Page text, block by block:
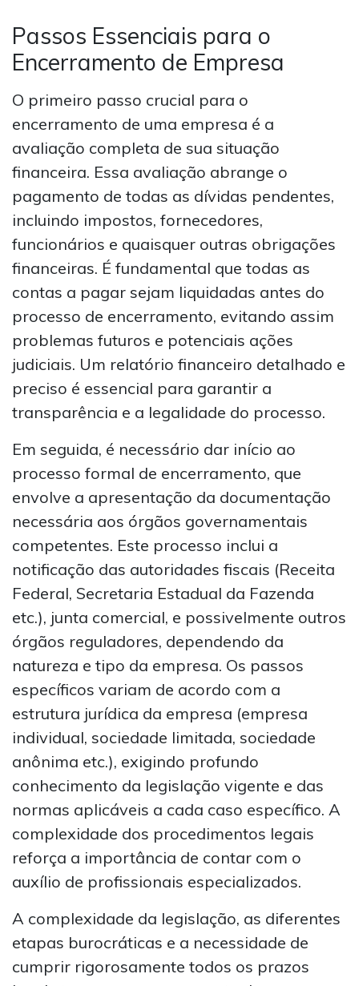
Passos Essenciais para o
Encerramento de Empresa
O primeiro passo crucial para o
encerramento de uma empresa é a
avaliação completa de sua situação
financeira. Essa avaliação abrange o
pagamento de todas as dívidas pendentes,
incluindo impostos, fornecedores,
funcionários e quaisquer outras obrigações
financeiras. É fundamental que todas as
contas a pagar sejam liquidadas antes do
processo de encerramento, evitando assim
problemas futuros e potenciais ações
judiciais. Um relatório financeiro detalhado e
preciso é essencial para garantir a
transparência e a legalidade do processo.
Em seguida, é necessário dar início ao
processo formal de encerramento, que
envolve a apresentação da documentação
necessária aos órgãos governamentais
competentes. Este processo inclui a
notificação das autoridades fiscais (Receita
Federal, Secretaria Estadual da Fazenda
etc.), junta comercial, e possivelmente outros
órgãos reguladores, dependendo da
natureza e tipo da empresa. Os passos
específicos variam de acordo com a
estrutura jurídica da empresa (empresa
individual, sociedade limitada, sociedade
anônima etc.), exigindo profundo
conhecimento da legislação vigente e das
normas aplicáveis a cada caso específico. A
complexidade dos procedimentos legais
reforça a importância de contar com o
auxílio de profissionais especializados.
A complexidade da legislação, as diferentes
etapas burocráticas e a necessidade de
cumprir rigorosamente todos os prazos